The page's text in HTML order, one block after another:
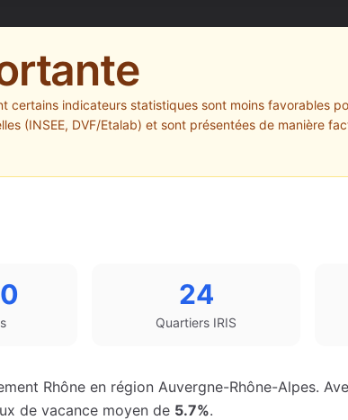
certains indicateurs statistiques sont moins favorables
(INSEE, DVF/Etalab) et sont présentées de manière
24
Quartiers IRIS
Rhône en région Auvergne-Rhône-Alpes.
de vacance moyen de 5.7%.